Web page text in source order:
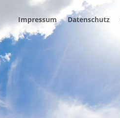
Impressum Datenschutz